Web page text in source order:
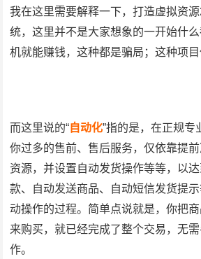
我在这里需要解释一下，打造虚拟资
统，这里并不是大家想象的一开始什
机就能赚钱，这种都是骗局；这种项目
而这里说的“自动化”指的是，在正规专
你过多的售前、售后服务，仅依靠提前
资源，并设置自动发货操作等等，以
款、自动发送商品、自动短信发货提
动操作的过程。简单点说就是，你把
来购买，就已经完成了整个交易，无
作。